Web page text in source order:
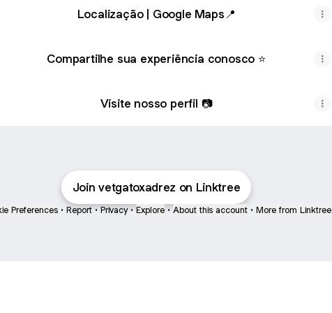
Localização | Google Maps📍
Compartilhe sua experiência conosco ⭐
Visite nosso perfil 📷
Join vetgatoxadrez on Linktree
Preferences • Report • Privacy • Explore • About this account • More from Linktree